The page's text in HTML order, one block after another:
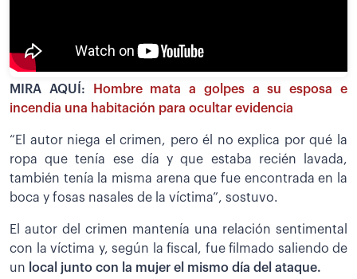
MIRA AQUÍ:
Hombre mata a golpes a su esposa e
incendia una habitación para ocultar evidencia
“El autor niega el crimen, pero él no explica por qué la
ropa que tenía ese día y que estaba recién lavada,
también tenía la misma arena que fue encontrada en la
boca y fosas nasales de la víctima”, sostuvo.
El autor del crimen mantenía una relación sentimental
con la víctima y, según la fiscal, fue filmado saliendo de
un local junto con la mujer el mismo día del ataque.